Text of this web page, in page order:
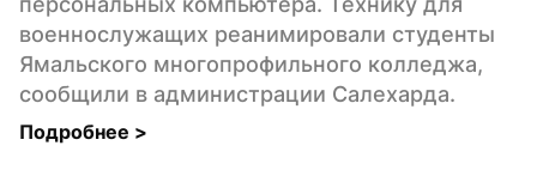
военнослужащих реанимировали студенты
Ямальского многопрофильного колледжа,
сообщили в администрации Салехарда.
Подробнее >